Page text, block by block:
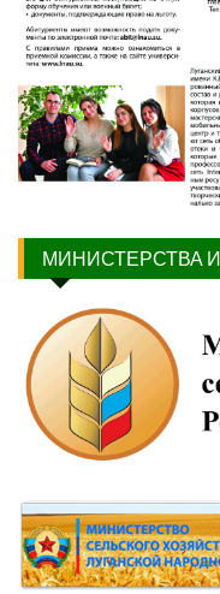
МИНИСТЕРСТВА